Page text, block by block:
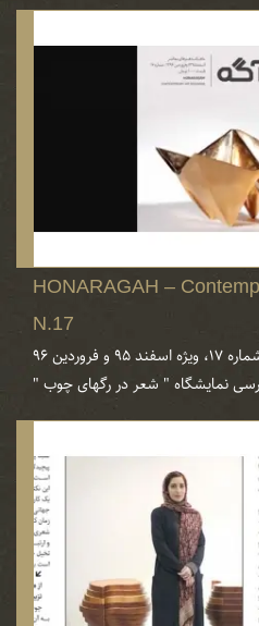
HONARAGAH –
N.17
ماهنامه هنر معاصر هنر آگه، شماره ۱۷، ویژه اسفند ۹۵ و فروردین ۹۶
نمایشگاه " شعر در رگهای چوب "